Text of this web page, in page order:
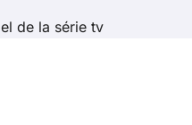
de la série tv